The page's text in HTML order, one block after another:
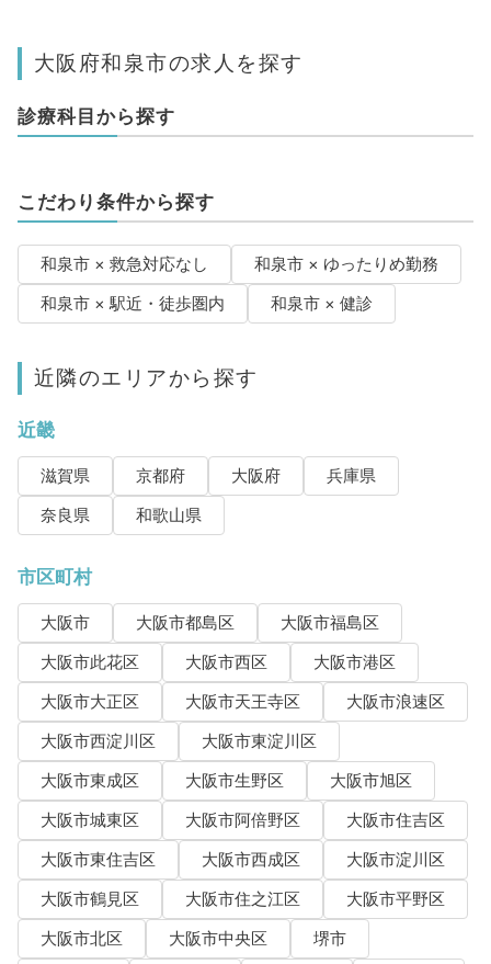
大阪府和泉市の求人を探す
診療科目から探す
こだわり条件から探す
和泉市 × 救急対応なし
和泉市 × ゆったりめ勤務
和泉市 × 駅近・徒歩圏内
和泉市 × 健診
近隣のエリアから探す
近畿
滋賀県 京都府 大阪府
兵庫県
奈良県
和歌山県
市区町村
大阪市 大阪市都島区
大阪市福島区
大阪市此花区
大阪市西区
大阪市港区
大阪市大正区
大阪市天王寺区
大阪市浪速区
大阪市西淀川区
大阪市東淀川区
大阪市東成区
大阪市生野区
大阪市旭区
大阪市城東区
大阪市阿倍野区
大阪市住吉区
大阪市東住吉区
大阪市西成区
大阪市淀川区
大阪市鶴見区
大阪市住之江区
大阪市平野区
大阪市北区
大阪市中央区
堺市